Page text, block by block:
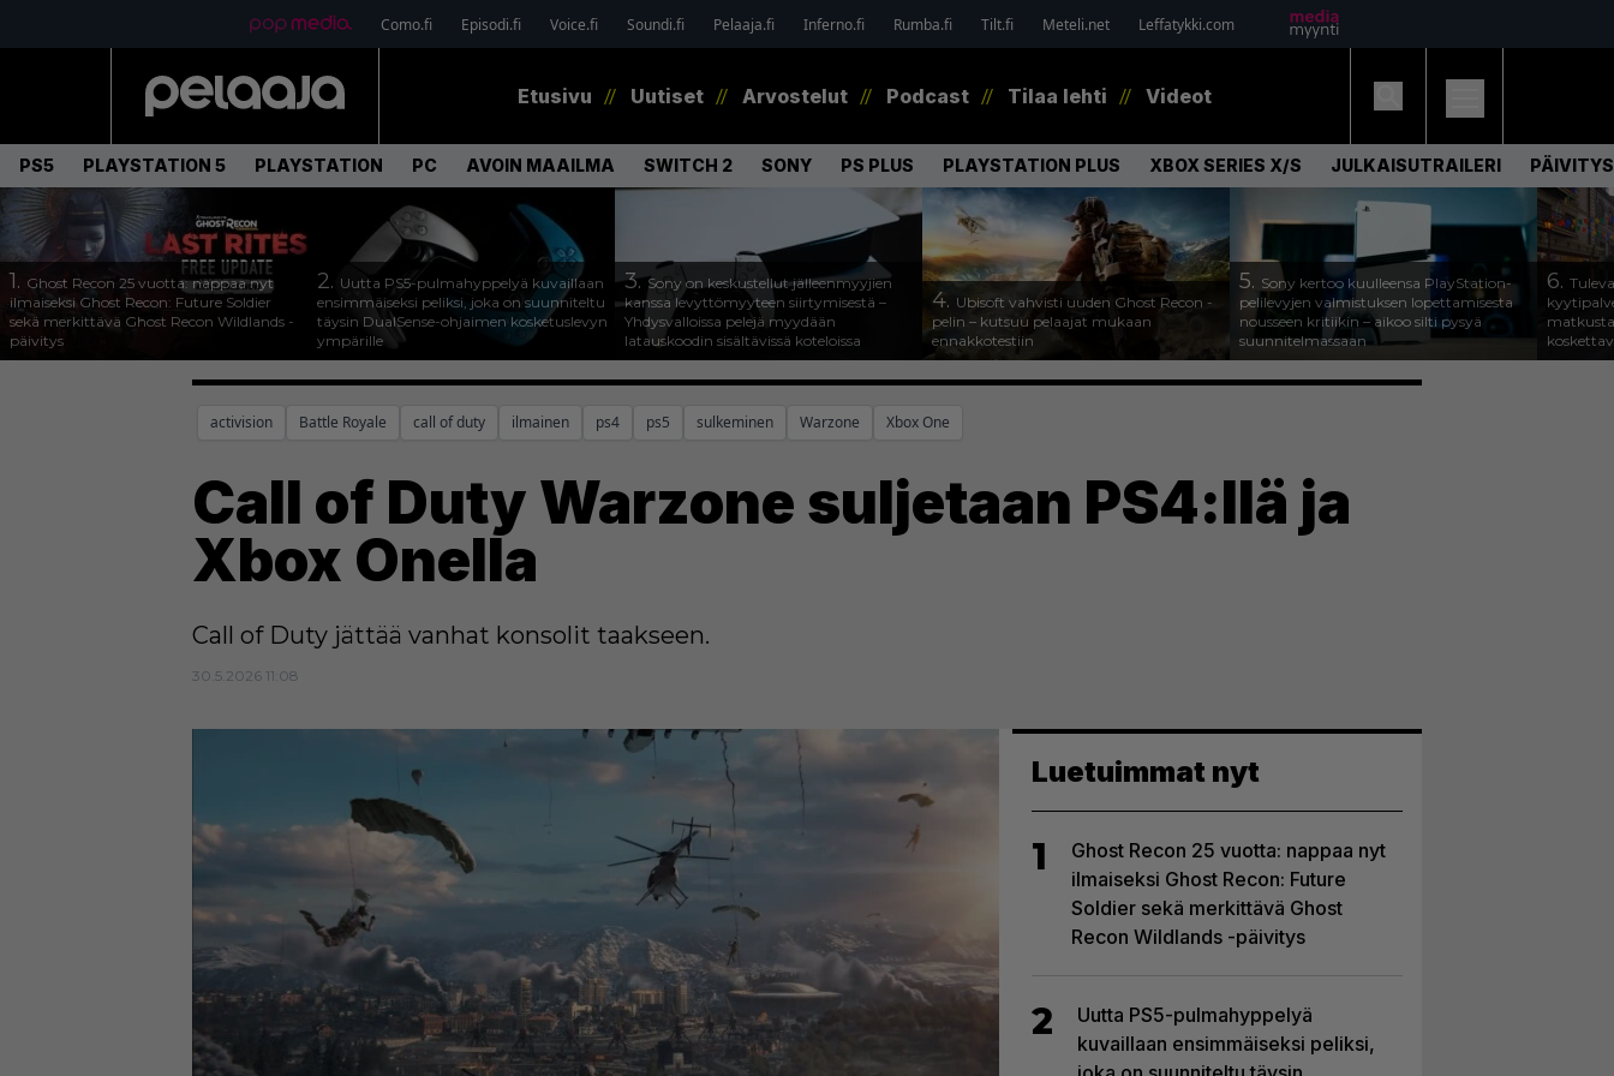
Como.fi Episodi.fi Voice.fi Soundi.fi Pelaaja.fi Inferno.fi Rumba.fi Tilt.fi Meteli.net Leffatykki.com
Etusivu Uutiset Arvostelut Podcast Tilaa lehti Videot
PS5 PLAYSTATION 5 PLAYSTATION PC AVOIN MAAILMA SWITCH 2 SONY PS PLUS PLAYSTATION PLUS XBOX SERIES X/S JULKAISUTRAILERI PÄIVITYS
1. Ghost Recon 25 vuotta: nappaa nyt
ilmaiseksi Ghost Recon: Future Soldier
sekä merkittävä Ghost Recon Wildlands -
päivitys
2. Uutta PS5-pulmahyppelyä kuvaillaan
ensimmäiseksi peliksi, joka on suunniteltu
täysin DualSense-ohjaimen kosketuslevyn
ympärille
3.Sony on keskustellut jälleenmyyjien
kanssa levyttömyyteen siirtymisestä –
Yhdysvalloissa pelejä myydään
latauskoodin sisältävissä koteloissa
4. Ubisoft vahvisti uuden Ghost Recon -
pelin – kutsuu pelaajat mukaan
ennakkotestiin
5. Sony kertoo kuulleensa PlayStation-
pelilevyjen valmistuksen lopettamisesta
nousseen kritiikin – aikoo silti pysyä
suunnitelmassaan
6.
activision Battle Royale call of duty ilmainen ps4 ps5 sulkeminen Warzone Xbox One
Call of Duty Warzone suljetaan PS4:llä ja
Xbox Onella
Call of Duty jättää vanhat konsolit taakseen.
30.5.2026 11:08
Luetuimmat nyt
1
Ghost Recon 25 vuotta: nappaa nyt
ilmaiseksi Ghost Recon: Future
Soldier sekä merkittävä Ghost
Recon Wildlands -päivitys
2
Uutta PS5-pulmahyppelyä
kuvaillaan ensimmäiseksi peliksi,